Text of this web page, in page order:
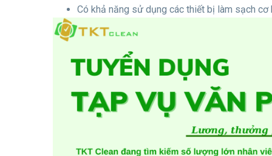
Có khả năng sử dụng các thiết bị làm sạch cơ